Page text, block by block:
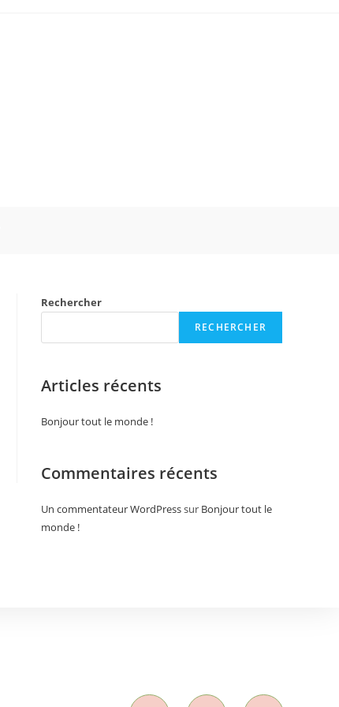
Rechercher
RECHERCHER
Articles récents
Bonjour tout le monde !
Commentaires récents
Un commentateur WordPresssur Bonjour tout le
monde !